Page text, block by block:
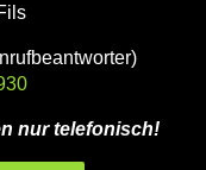
nur telefonisch!